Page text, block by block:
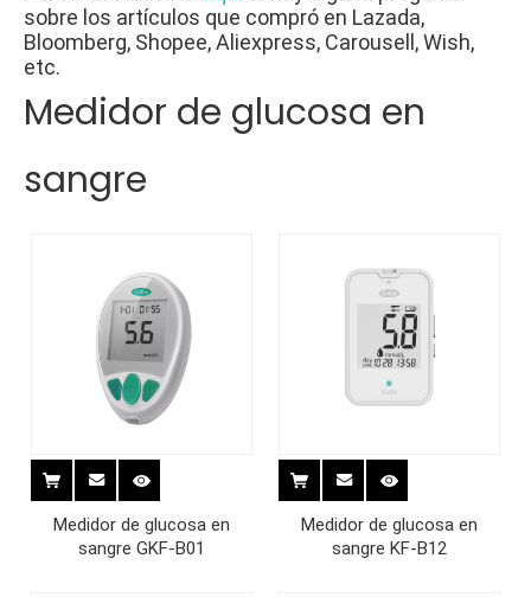
sobre los artículos que compró en Lazada,
Bloomberg, Shopee, Aliexpress, Carousell, Wish,
etc.
Medidor de glucosa en
sangre
Medidor de glucosa en
sangre GKF-B01
Medidor de glucosa en
sangre KF-B12